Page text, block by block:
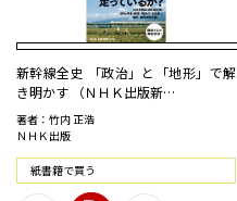
新幹線全史 「政治」と「地形」で解
き明かす （ＮＨＫ出版新…
著者：竹内 正浩
ＮＨＫ出版
紙書籍で買う